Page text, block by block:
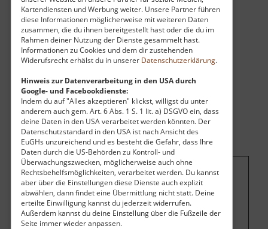
Kartendiensten und Werbung weiter. Unsere Partner führen
diese Informationen möglicherweise mit weiteren Daten
zusammen, die du ihnen bereitgestellt hast oder die du im
Rahmen deiner Nutzung der Dienste gesammelt hast.
Informationen zu Cookies und dem dir zustehenden
Widerufsrecht erhälst du in unserer Datenschutzerklärung.
Hinweis zur Datenverarbeitung in den USA durch
Google- und Facebookdienste:
Indem du auf "Alles akzeptieren" klickst, willigst du unter
anderem auch gem. Art. 6 Abs. 1 S. 1 lit. a) DSGVO ein, dass
deine Daten in den USA verarbeitet werden könnten. Der
Datenschutzstandard in den USA ist nach Ansicht des
EuGHs unzureichend und es besteht die Gefahr, dass Ihre
Daten durch die US-Behörden zu Kontroll- und
Überwachungszwecken, möglicherweise auch ohne
Rechtsbehelfsmöglichkeiten, verarbeitet werden. Du kannst
aber über die Einstellungen diese Dienste auch explizit
abwählen, dann findet eine Übermittlung nicht statt. Deine
erteilte Einwilligung kannst du jederzeit widerrufen.
Außerdem kannst du deine Einstellung über die Fußzeile der
Seite immer wieder anpassen.
Ratsherrn und Bürgermeister Johann Lindner
erbaut
Um dieses Projekt zu finanzieren, wird
hier Werbung eingeblendet.Cookie-
Einstellungen ändern.